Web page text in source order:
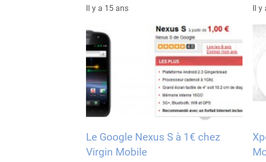
Il y a 15 ans Il y
Le Google Nexus S à 1€ chez
Virgin Mobile